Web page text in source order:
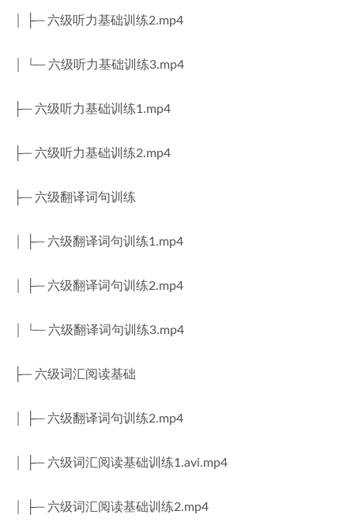
│ ├─ 六级听力基础训练2.mp4
│ └─ 六级听力基础训练3.mp4
├─ 六级听力基础训练1.mp4
├─ 六级听力基础训练2.mp4
├─ 六级翻译词句训练
│ ├─ 六级翻译词句训练1.mp4
│ ├─ 六级翻译词句训练2.mp4
│ └─ 六级翻译词句训练3.mp4
├─ 六级词汇阅读基础
│ ├─ 六级翻译词句训练2.mp4
│ ├─ 六级词汇阅读基础训练1.avi.mp4
│ ├─ 六级词汇阅读基础训练2.mp4